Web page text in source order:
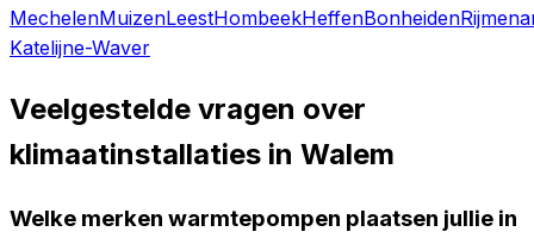
MechelenMuizenLeestHombeekHeffenBonheiden
Katelijne-Waver
Veelgestelde vragen over
klimaatinstallaties in Walem
Welke merken warmtepompen plaatsen jullie in